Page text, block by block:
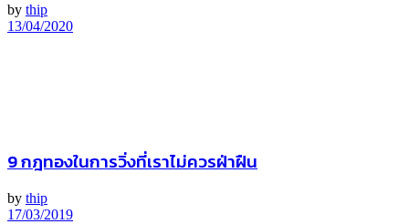
by thip
13/04/2020
9 กฎทองในการวิ่งที่เราไม่ควรฝ่าฝืน
by thip
17/03/2019